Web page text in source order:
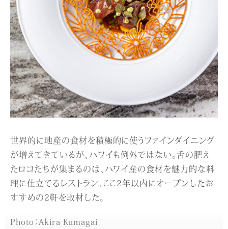
世界的に地産の食材を積極的に使うファインダイニング
が増えてきているが、ハワイも例外ではない。舌の肥え
たロコたちが集まるのは、ハワイ産の食材を魅力的な料
理に仕立てるレストラン。ここ2年以内にオープンしたお
すすめの2軒を取材した。
Photo：Akira Kumagai